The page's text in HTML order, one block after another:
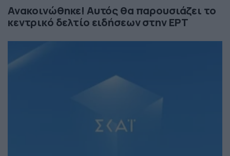
Ανακοινώθηκε! Αυτός θα παρουσιάζει το
κεντρικό δελτίο ειδήσεων στην ΕΡΤ